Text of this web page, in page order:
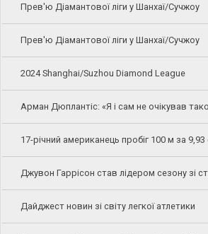
Прев'ю Діамантової ліги у Шанхаї/Сучжоу
Прев'ю Діамантової ліги у Шанхаї/Сучжоу
2024 Shanghai/Suzhou Diamond League
Арман Дюплантіс: «Я і сам не очікував
17-річний американець пробіг 100 м за 9,93
Джувон Гаррісон став лідером сезону зі
Дайджест новин зі світу легкої атлетики